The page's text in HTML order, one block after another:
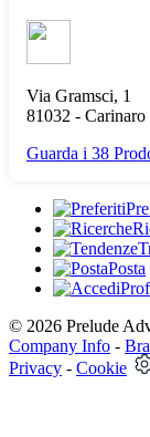
Via Gramsci, 1
81032 - Carinaro
Guarda i 38
Posta
© 2026 Prelude
Company Info -
Privacy - Cookie